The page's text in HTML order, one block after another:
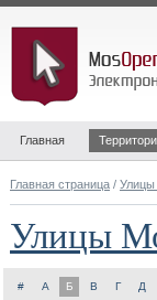
Главная
Главная страница /
Улицы
# А Б В Г Д